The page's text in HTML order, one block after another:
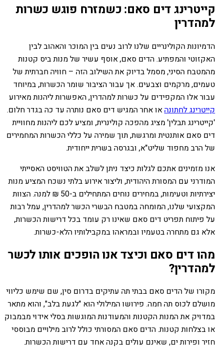
קייטרינג דים סאם: כשמזרח פוגש כשרות
למהדרין
הדמיונות הקולינריים שלנו לרוב נעים בין המוכר והאהוב לבין
האקזוטי והמפתיע. הדים סאם, אוסף עשיר של מנות ביס קטנות
מהמטבח הסיני, מסמל בדיוק את השילוב הזה – חוויה חברתית של
טעמים, מרקמים וצבעים. אך עבור הציבור שומר הכשרות, במיוחד
עבור אלו המקפידים על כשרות למהדרין, האפשרות ליהנות מאירוע
קייטרינג לחתונהאו אחר המגיש דים סאם נותרה עד כה בגדר חלום.
'קייטרינג תבלין' מציג מהפכה קולינרית, ומציע לכם ליהנות מחוויית
דים סאם אותנטית ומרגשת, תוך שמירה על כללי הכשרות המחמירים
של הרב מחפוד שליט"א, ובגרסה בשרית ייחודית.
אנו מזמינים אתכם לגלות כיצד ניתן לשלב את הטוויסט האסייתי
המודרני עם המסורת היהודית, וליצור אירוע בלתי נשכח המציע מנות
יצירתיות וטעימות, במחירים נוחים המתחילים ב-50 ₪ למנה. הצוות
המקצועי שלנו, המומחה במטבח הבשרי הכשר למהדרין, עמל רבות
על פיתוח תפריט דים סאם שאינו רק עומד בכל דרישות הכשרות,
אלא גם מתחרה בטעמיו ובמראהו במקבילותיו הלא-כשרות.
מהו דים סאם וכיצד אנו הופכים אותו לכשר
למהדרין?
מקורו של הדים סאם בבתי תה עתיקים בדרום סין, שם שימש כליווי
מושלם לכוס תה חמה. פירושו המילולי הוא "לגעת בלב", והוא מתאר
במדויק את המנות הקטנות והמעודנות המוגשות בסלי אידוי מבמבוק
או בצלחות קטנות. הדים סאם המסורתי כולל לרוב מילויים מבוססי
חזיר ופירות ים, שאינם עולים בקנה אחד עם דרישות הכשרות.